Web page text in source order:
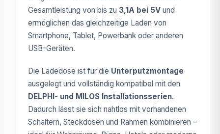
Gesamtleistung von bis zu 3,1A bei 5V und
ermöglichen das gleichzeitige Laden von
Smartphone, Tablet, Powerbank oder anderen
USB-Geräten.
Die Ladedose ist für die Unterputzmontage
ausgelegt und vollständig kompatibel mit den
DELPHI- und MILOS Installationsserien.
Dadurch lässt sie sich nahtlos mit vorhandenen
Schaltern, Steckdosen und Rahmen kombinieren –